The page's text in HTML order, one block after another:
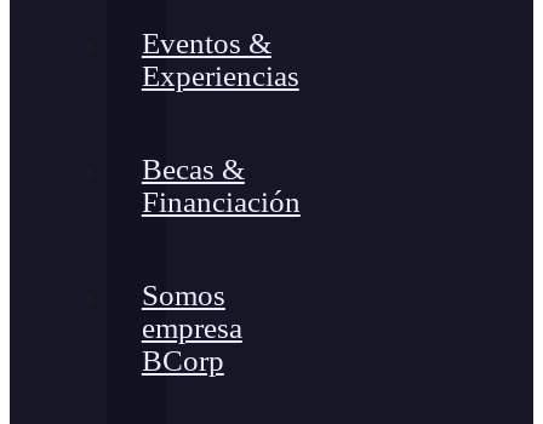
Eventos &
Experiencias
Becas &
Financiación
Somos
empresa
BCorp